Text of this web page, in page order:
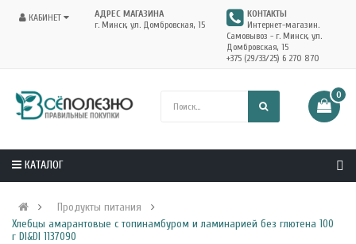
КАБИНЕТ
АДРЕС МАГАЗИНА
г. Минск, ул. Домбровская, 15
КОНТАКТЫ
Интернет-магазин.
Самовывоз - г. Минск, ул.
Домбровская, 15
+375 (29/33/25) 6 270 870
0
КАТАЛОГ
Продукты питания
Хлебцы амарантовые с топинамбуром и ламинарией без глютена 100
г DI&DI 1137090